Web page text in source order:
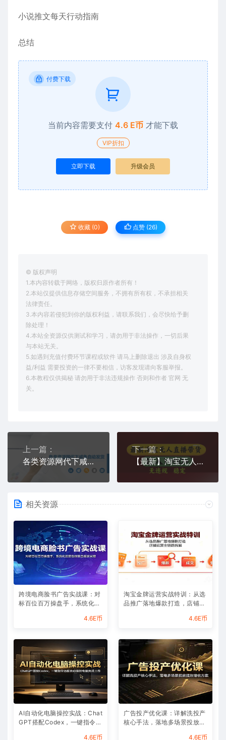
小说推文每天行动指南
总结
付费下载
当前内容需要支付 4.6 E币 才能下载
VIP折扣
立即下载 升级会员
收藏 (0) 点赞 (26)
© 版权声明
1.本内容转载于网络，版权归原作者所有！
2.本站仅提供信息存储空间服务，不拥有所有权，不承担相关
法律责任。
3.本内容若侵犯到你的版权利益，请联系我们，会尽快给予删
除处理！
4.本站全资源仅供测试和学习，请勿用于非法操作，一切后果
与本站无关。
5.如遇到充值付费环节课程或软件 请马上删除退出 涉及自身权
益/利益 需要投资的一律不要相信，访客发现请向客服举报。
6.本教程仅供揭秘 请勿用于非法违规操作 否则和作者 官网 无
关。
上一篇：
各类资源网代下咸鱼自动发货
下一篇：
【最新】淘宝无人直播带货，独家技术，无违规无封号，操作简单，长期稳定，日入几张【揭秘】
相关资源
跨境电商脸书广告实战课：对
标百位百万操盘手，系统化运
4.6E币
淘宝金牌运营实战特训：从选
品推广落地爆款打造，店铺运
4.6E币
AI自动化电脑操控实战：Chat
GPT搭配Codex，一键指令远
4.6E币
广告投产优化课：详解洗投产
核心手法，落地多场景投放提
4.6E币